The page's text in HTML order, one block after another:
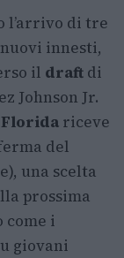
l’arrivo di tre
innesti,
il draft di
Johnson Jr.
Florida riceve
del
una scelta
prossima
come i
giovani